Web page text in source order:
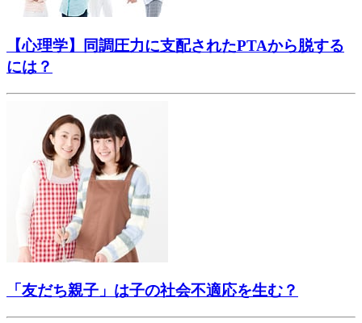
【心理学】同調圧力に支配されたPTAから脱する
には？
「友だち親子」は子の社会不適応を生む？